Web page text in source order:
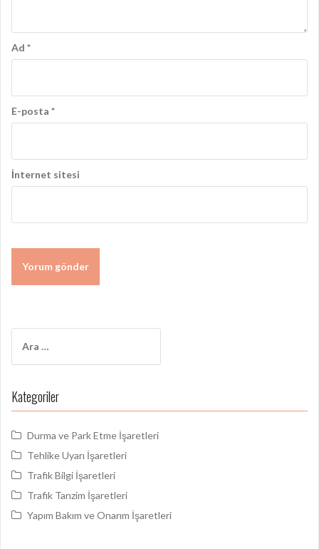
Ad *
E-posta *
İnternet sitesi
Kategoriler
Durma ve Park Etme İşaretleri
Tehlike Uyarı İşaretleri
Trafik Bilgi İşaretleri
Trafik Tanzim İşaretleri
Yapım Bakım ve Onarım İşaretleri